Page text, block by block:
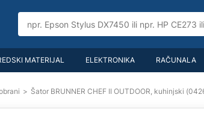
MATERIJAL ELEKTRONIKA RAČUNALA
> Šator BRUNNER CHEF II OUTDOOR, kuhinjski